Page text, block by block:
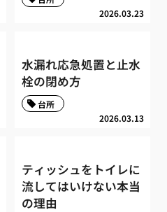
2026.03.23
水漏れ応急処置と止水
栓の閉め方
2026.03.13
台所
ティッシュをトイレに
流してはいけない本当
の理由